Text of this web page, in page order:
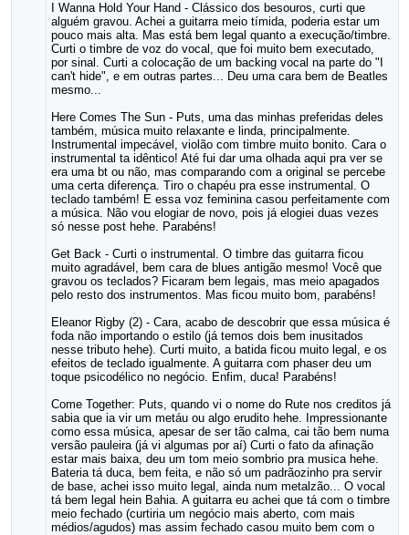
I Wanna Hold Your Hand - Clássico dos besouros, curti que
alguém gravou. Achei a guitarra meio tímida, poderia estar um
pouco mais alta. Mas está bem legal quanto a execução/timbre.
Curti o timbre de voz do vocal, que foi muito bem executado,
por sinal. Curti a colocação de um backing vocal na parte do "I
can't hide", e em outras partes... Deu uma cara bem de Beatles
mesmo...
Here Comes The Sun - Puts, uma das minhas preferidas deles
também, música muito relaxante e linda, principalmente.
Instrumental impecável, violão com timbre muito bonito. Cara o
instrumental ta idêntico! Até fui dar uma olhada aqui pra ver se
era uma bt ou não, mas comparando com a original se percebe
uma certa diferença. Tiro o chapéu pra esse instrumental. O
teclado também! E essa voz feminina casou perfeitamente com
a música. Não vou elogiar de novo, pois já elogiei duas vezes
só nesse post hehe. Parabéns!
Get Back - Curti o instrumental. O timbre das guitarra ficou
muito agradável, bem cara de blues antigão mesmo! Você que
gravou os teclados? Ficaram bem legais, mas meio apagados
pelo resto dos instrumentos. Mas ficou muito bom, parabéns!
Eleanor Rigby (2) - Cara, acabo de descobrir que essa música é
foda não importando o estilo (já temos dois bem inusitados
nesse tributo hehe). Curti muito, a batida ficou muito legal, e os
efeitos de teclado igualmente. A guitarra com phaser deu um
toque psicodélico no negócio. Enfim, duca! Parabéns!
Come Together: Puts, quando vi o nome do Rute nos creditos já
sabia que ia vir um metáu ou algo erudito hehe. Impressionante
como essa música, apesar de ser tão calma, cai tão bem numa
versão pauleira (já vi algumas por aí) Curti o fato da afinação
estar mais baixa, deu um tom meio sombrio pra musica hehe.
Bateria tá duca, bem feita, e não só um padrãozinho pra servir
de base, achei isso muito legal, ainda num metalzão... O vocal
tá bem legal hein Bahia. A guitarra eu achei que tá com o timbre
meio fechado (curtiria um negócio mais aberto, com mais
médios/agudos) mas assim fechado casou muito bem com o